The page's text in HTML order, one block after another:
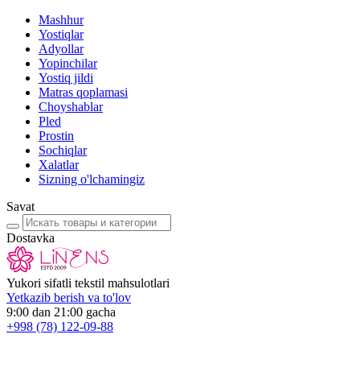
Mashhur
Yostiqlar
Adyollar
Yopinchilar
Yostiq jildi
Matras qoplamasi
Choyshablar
Pled
Prostin
Sochiqlar
Xalatlar
Sizning o'lchamingiz
Savat
Dostavka
Yukori sifatli tekstil mahsulotlari
Yetkazib berish va to'lov
9:00 dan 21:00 gacha
+998 (78) 122-09-88